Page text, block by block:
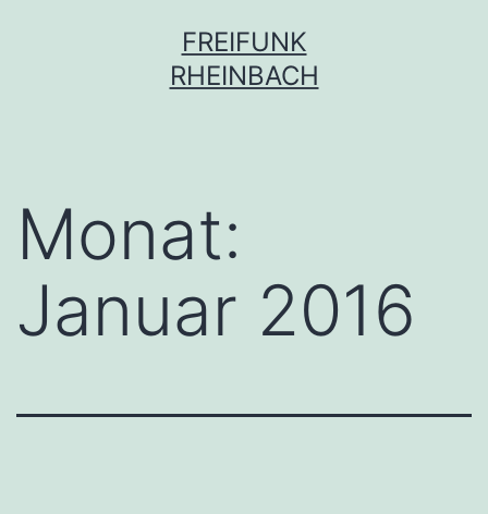
FREIFUNK
RHEINBACH
Monat:
Januar 2016